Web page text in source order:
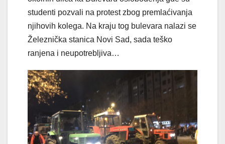
studenti pozvali na protest zbog premlaćivanja
njihovih kolega. Na kraju tog bulevara nalazi se
Železnička stanica Novi Sad, sada teško
ranjena i neupotrebljiva…